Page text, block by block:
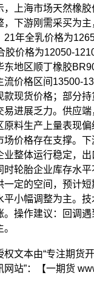
，上海市场天然橡胶
，下游刚需采买为
21年全乳价格为
胶价格为12050-
东地区顺丁橡胶
价格区间13500-
款现货价格；部分
易进展乏力。供应
原料生产上量表现
价格存在支撑。下
业整体运行稳定，
时轮胎企业库存水
一定的空间，预计
平小幅调整为主。
。操作建议：回调
权文本由“专注期货
站”：【一期货